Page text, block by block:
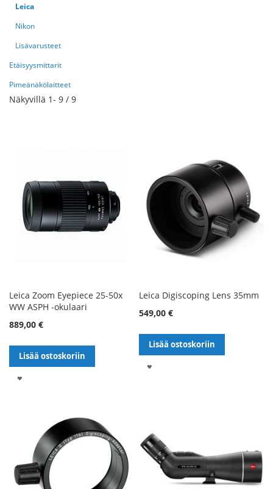
Näkyvillä 1- 9 / 9
Leica Zoom Eyepiece 25-50x
WW ASPH -okulaari
889,00 €
Lisää ostoskoriin
Leica Digiscoping Lens 35mm
549,00 €
Lisää ostoskoriin
Leica
Nikon
Lisävarusteet
Etäisyysmittarit
Pimeänäkölaitteet